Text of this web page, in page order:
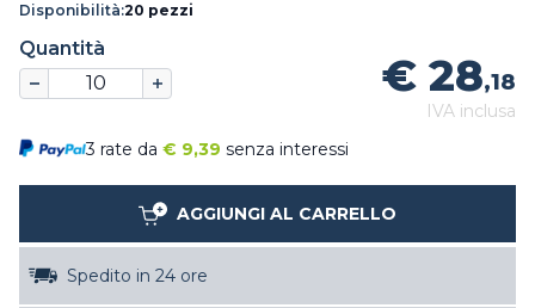
Disponibilità:20 pezzi
Quantità
€ 28,18
IVA inclusa
3 rate da € 9,39 senza interessi
AGGIUNGI AL CARRELLO
Spedito in 24 ore